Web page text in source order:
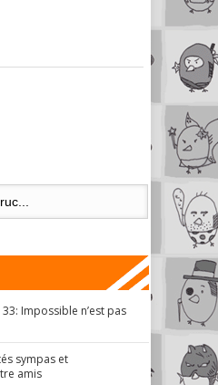
Impossible n’est pas
sympas et
amis